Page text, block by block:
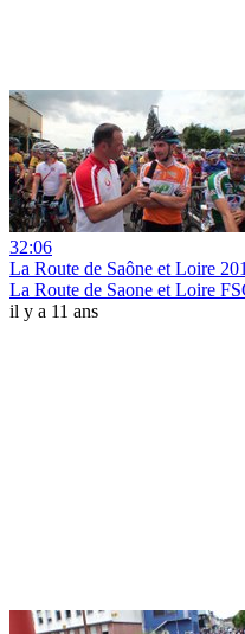
32:06
La Route de Saône et Loire
La Route de Saone et Loire
il y a 11 ans